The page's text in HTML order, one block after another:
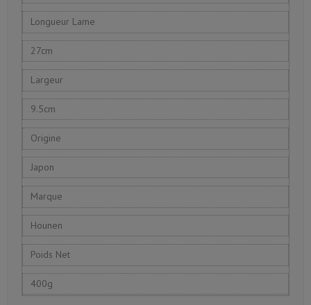
Longueur Lame
27cm
Largeur
9.5cm
Origine
Japon
Marque
Hounen
Poids Net
400g